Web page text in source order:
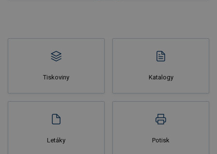
Tiskoviny Katalogy
Letáky Potisk